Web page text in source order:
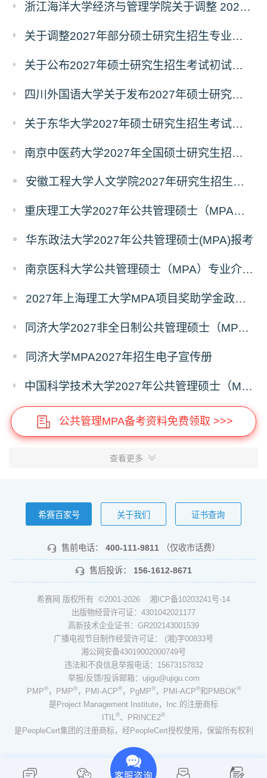
浙江海洋大学经济与管理学院关于调整 2027年硕士研究生招生考试初试科目的公告
关于调整2027年部分硕士研究生招生专业初试考试科目的公告（持续更新中）
关于公布2027年硕士研究生招生考试初试自命题科目考试大纲的通知
四川外国语大学关于发布2027年硕士研究生招生考试自命题科目大纲的公告
关于东华大学2027年硕士研究生招生考试（初试）招生目录拟调整公告（一）
南京中医药大学2027年全国硕士研究生招生考试初试自命题科目考试内容及参考书目
安徽工程大学人文学院2027年研究生招生简章
重庆理工大学2027年公共管理硕士（MPA）专业学位研究生（双证）报考
华东政法大学2027年公共管理硕士(MPA)报考
南京医科大学公共管理硕士（MPA）专业介绍（2027年）
2027年上海理工大学MPA项目奖助学金政策发布
同济大学2027非全日制公共管理硕士（MPA）奖学金方案
同济大学MPA2027年招生电子宣传册
中国科学技术大学2027年公共管理硕士（MPA）专业学位研究生招生通知
公共管理MPA备考资料免费领取 >>>
查看更多
希赛百家号 关于我们 证书查询
售前电话： 400-111-9811 （仅收市话费）
售后投诉： 156-1612-8671
希赛网 版权所有 ©2001-2026 湘ICP备10203241号-14
出版物经营许可证：4301042021177
高新技术企业证书：GR202143001539
广播电视节目制作经营许可证： (湘)字00833号
湘公网安备43019002000749号
违法和不良信息举报电话：15673157832
举报/反馈/投诉邮箱：ujigu@ujigu.com
PMP®，PMP®，PMI-ACP®，PgMP®，PMI-ACP®和PMBOK®
是Project Management Institute，Inc.的注册商标
ITIL
®、PRINCE2®
是PeopleCert集团的注册商标，经PeopleCert授权使用，保留所有权利